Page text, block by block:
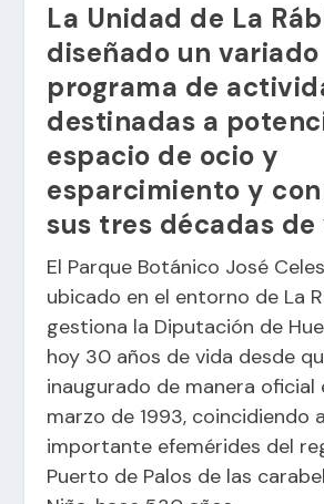
La Unidad de La
diseñado un variado
programa de
destinadas a
espacio de ocio y
esparcimiento y
sus tres décadas de
El Parque Botánico José
ubicado en el entorno de La
gestiona la Diputación de
hoy 30 años de vida desde
inaugurado de manera oficial
marzo de 1993, coincidiendo
importante efemérides del
Puerto de Palos de las